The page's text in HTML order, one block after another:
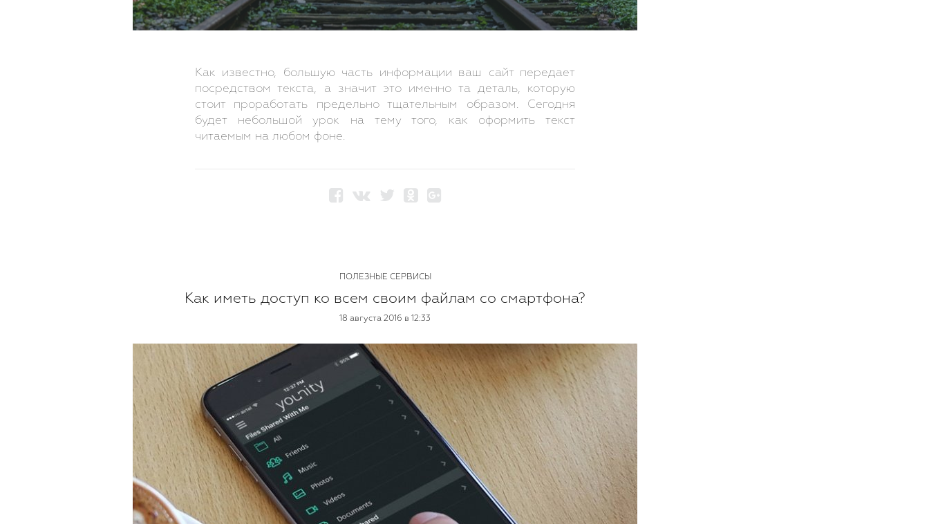
Как известно, большую часть информации ваш сайт передает
посредством текста, а значит это именно та деталь, которую
стоит проработать предельно тщательным образом. Сегодня
будет небольшой урок на тему того, как оформить текст
читаемым на любом фоне.
ПОЛЕЗНЫЕ СЕРВИСЫ
Как иметь доступ ко всем своим файлам со смартфона?
18 августа 2016 в 12:33